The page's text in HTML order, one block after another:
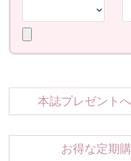
本誌プレゼント
お得な定期